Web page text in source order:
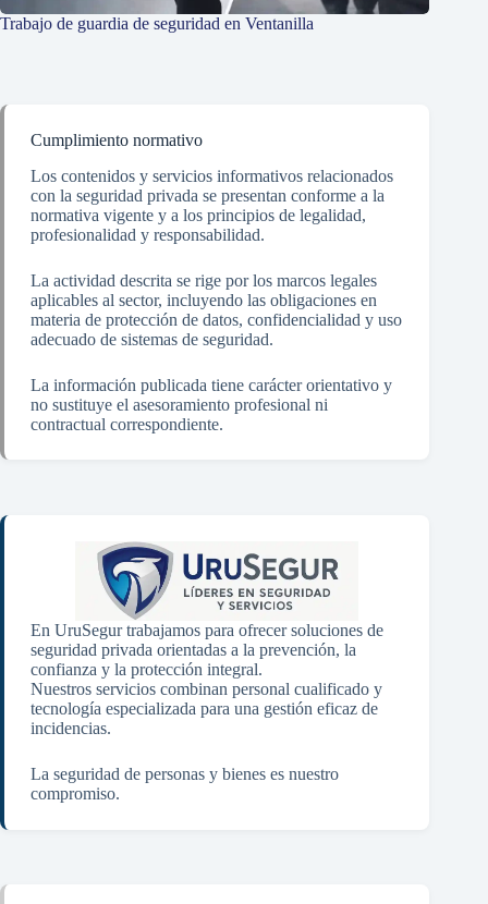
Trabajo de guardia de seguridad en Ventanilla
Cumplimiento normativo
Los contenidos y servicios informativos relacionados
con la seguridad privada se presentan conforme a la
normativa vigente y a los principios de legalidad,
profesionalidad y responsabilidad.
La actividad descrita se rige por los marcos legales
aplicables al sector, incluyendo las obligaciones en
materia de protección de datos, confidencialidad y uso
adecuado de sistemas de seguridad.
La información publicada tiene carácter orientativo y
no sustituye el asesoramiento profesional ni
contractual correspondiente.
En UruSegur trabajamos para ofrecer soluciones de
seguridad privada orientadas a la prevención, la
confianza y la protección integral.
Nuestros servicios combinan personal cualificado y
tecnología especializada para una gestión eficaz de
incidencias.
La seguridad de personas y bienes es nuestro
compromiso.